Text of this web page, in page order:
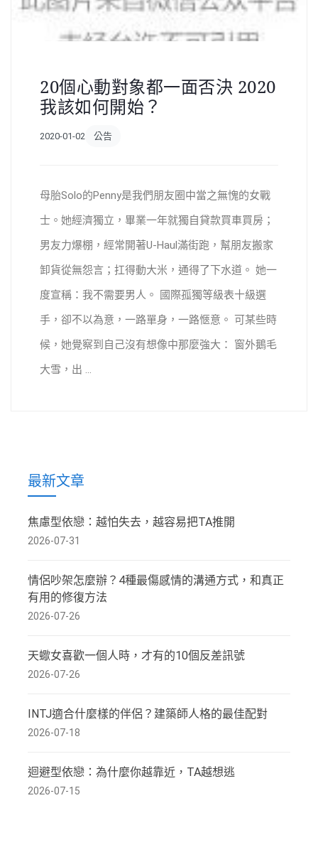
20個心動對象都一面否決 2020
我該如何開始？
2020-01-02 公告
母胎Solo的Penny是我們朋友圈中當之無愧的女戰
士。她經濟獨立，畢業一年就獨自貸款買車買房；
男友力爆棚，經常開著U-Haul滿街跑，幫朋友搬家
卸貨從無怨言；扛得動大米，通得了下水道。 她一
度宣稱：我不需要男人。 國際孤獨等級表十級選
手，卻不以為意，一路單身，一路愜意。 可某些時
候，她覺察到自己沒有想像中那麼強大： 窗外鵝毛
大雪，出 ...
最新文章
焦慮型依戀：越怕失去，越容易把TA推開
2026-07-31
情侶吵架怎麼辦？4種最傷感情的溝通方式，和真正
有用的修復方法
2026-07-26
天蠍女喜歡一個人時，才有的10個反差訊號
2026-07-26
INTJ適合什麼樣的伴侶？建築師人格的最佳配對
2026-07-18
迴避型依戀：為什麼你越靠近，TA越想逃
2026-07-15